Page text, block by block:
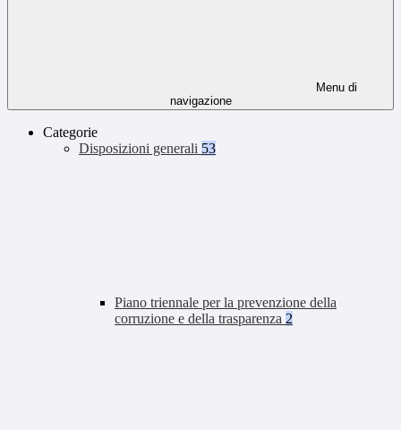
Menu di
navigazione
Categorie
Disposizioni generali 53
Piano triennale per la prevenzione della
corruzione e della trasparenza 2